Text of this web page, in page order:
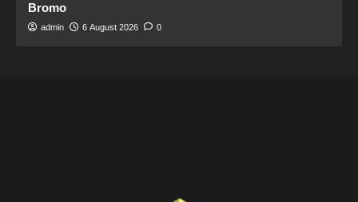
Bromo
admin 6 August 2026 0